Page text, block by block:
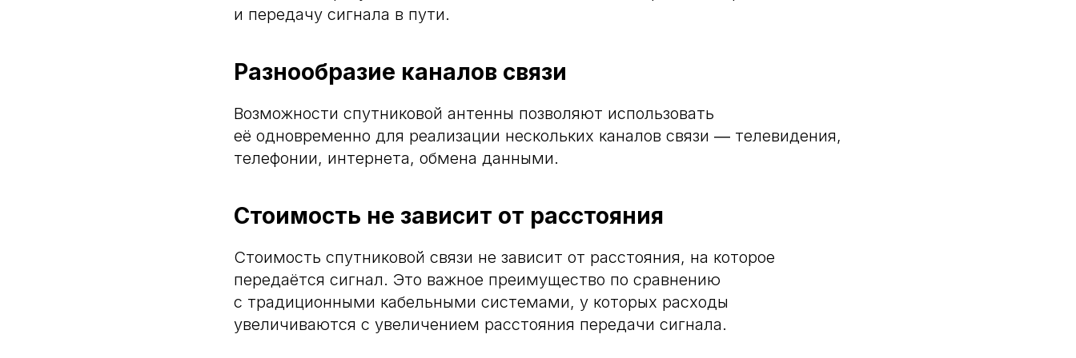
и передачу сигнала в пути.
Разнообразие каналов связи
Возможности спутниковой антенны позволяют использовать
её одновременно для реализации нескольких каналов связи ― телевидения,
телефонии, интернета, обмена данными.
Стоимость не зависит от расстояния
Стоимость спутниковой связи не зависит от расстояния, на которое
передаётся сигнал. Это важное преимущество по сравнению
с традиционными кабельными системами, у которых расходы
увеличиваются с увеличением расстояния передачи сигнала.